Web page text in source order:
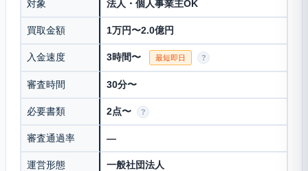
対象 法人・個人事業主OK
買取金額 1万円〜2.0億円
入金速度 3時間〜 最短即日 ?
審査時間 30分〜
必要書類 2点〜 ?
審査通過率 —
運営形態 一般社団法人